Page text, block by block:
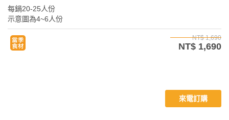
每鍋20-25人份
示意圖為4~6人份
NT$ 1,690
NT$ 1,690
來電訂購